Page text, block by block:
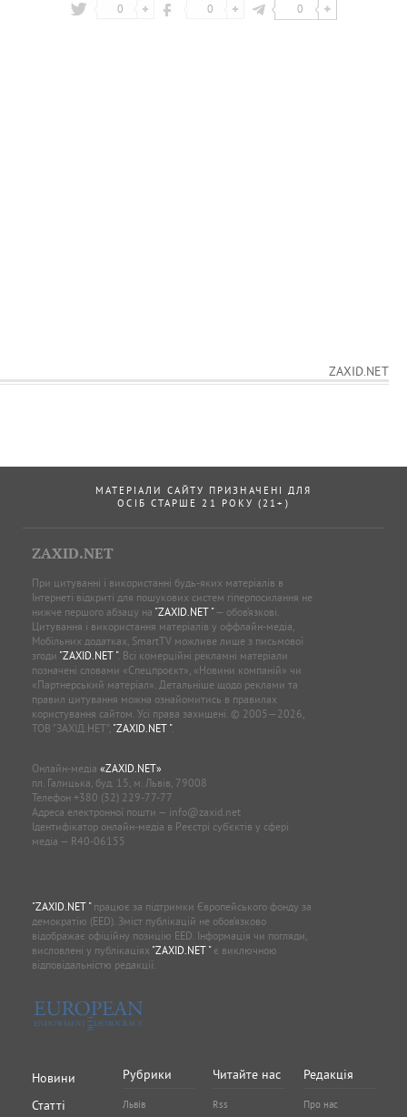
0 0 0
ZAXID.NET
МАТЕРІАЛИ САЙТУ ПРИЗНАЧЕНІ ДЛЯ
ОСІБ СТАРШЕ 21 РОКУ (21+)
ZAXID.NET
При цитуванні і використанні будь-яких матеріалів в
Інтернеті відкриті для пошукових систем гіперпосилання не
нижче першого абзацу на "ZAXID.NET "— обов’язкові.
Цитування і використання матеріалів у оффлайн-медіа,
Мобільних додатках, SmartTV можливе лише з письмової
згоди "ZAXID.NET ". Всі комерційні рекламні матеріали
позначені словами «Спецпроєкт», «Новини компаній» чи
«Партнерський матеріал». Детальніше щодо реклами та
правил цитування можна ознайомитись в правилах
користування сайтом. Усі права захищені. © 2005—2026,
ТОВ “ЗАХІД.НЕТ”, "ZAXID.NET ".
Онлайн-медіа «ZAXID.NET»
пл. Галицька, буд. 15, м. Львів, 79008
Телефон +380 (32) 229-77-77
Адреса електронної пошти — info@zaxid.net
Ідентифікатор онлайн-медіа в Реєстрі суб'єктів у сфері
медіа — R40-06155
"ZAXID.NET "працює за підтримки Європейського фонду за
демократію (EED). Зміст публікацій не обов’язково
відображає офіційну позицію EED. Інформація чи погляди,
висловлені у публікаціях "ZAXID.NET "є виключною
відповідальністю редакції.
Новини
Статті
Рубрики
Львів
Читайте нас
Rss
Редакція
Про нас